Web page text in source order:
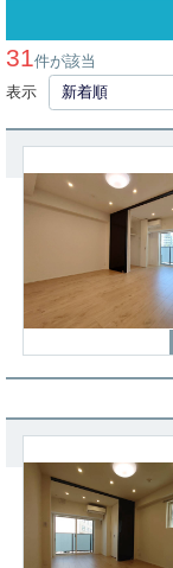
31件が該当
表示
新着順